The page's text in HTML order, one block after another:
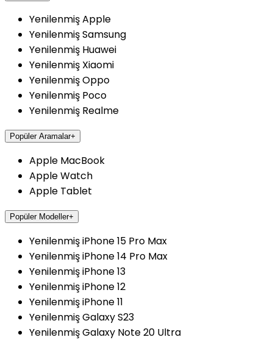
Yenilenmiş Apple
Yenilenmiş Samsung
Yenilenmiş Huawei
Yenilenmiş Xiaomi
Yenilenmiş Oppo
Yenilenmiş Poco
Yenilenmiş Realme
Popüler Aramalar+
Apple MacBook
Apple Watch
Apple Tablet
Popüler Modeller+
Yenilenmiş iPhone 15 Pro Max
Yenilenmiş iPhone 14 Pro Max
Yenilenmiş iPhone 13
Yenilenmiş iPhone 12
Yenilenmiş iPhone 11
Yenilenmiş Galaxy S23
Yenilenmiş Galaxy Note 20 Ultra